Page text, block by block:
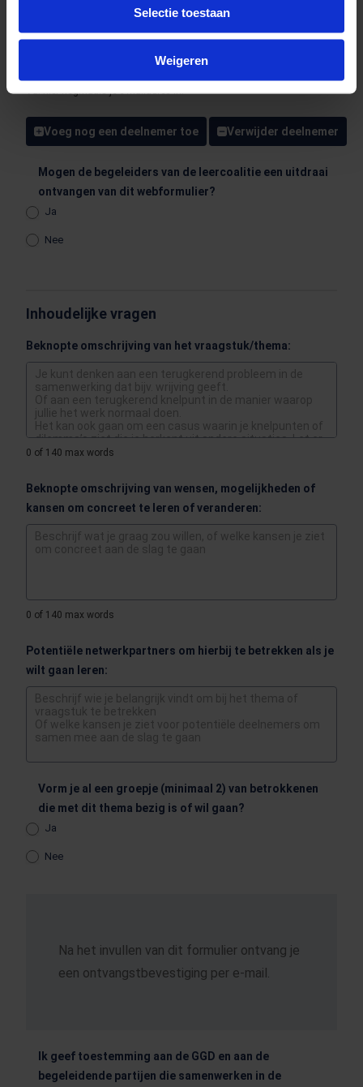
Selectie toestaan
Weigeren
Vul hier nogmaals je e-mailadres in.
Voeg nog een deelnemer toe Verwijder deelnemer
Mogen de begeleiders van de leercoalitie een uitdraai
ontvangen van dit webformulier?
Ja
Nee
Inhoudelijke vragen
Beknopte omschrijving van het vraagstuk/thema:
0 of 140 max words
Beknopte omschrijving van wensen, mogelijkheden of
kansen om concreet te leren of veranderen:
0 of 140 max words
Potentiële netwerkpartners om hierbij te betrekken als je
wilt gaan leren:
Vorm je al een groepje (minimaal 2) van betrokkenen
die met dit thema bezig is of wil gaan?
Ja
Nee
Na het invullen van dit formulier ontvang je
een ontvangstbevestiging per e-mail.
Ik geef toestemming aan de GGD en aan de
begeleidende partijen die samenwerken in de